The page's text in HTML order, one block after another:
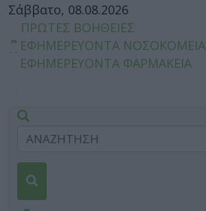
Σάββατο, 08.08.2026
ΠΡΩΤΕΣ ΒΟΗΘΕΙΕΣ
ΕΦΗΜΕΡΕΥΟΝΤΑ ΝΟΣΟΚΟΜΕΙΑ
ΕΦΗΜΕΡΕΥΟΝΤΑ ΦΑΡΜΑΚΕΙΑ